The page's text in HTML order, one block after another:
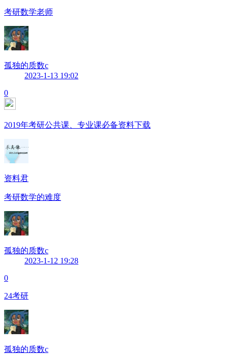
考研数学老师
孤独的质数c
2023-1-13 19:02
0
2019年考研公共课、专业课必备资料下载
资料君
考研数学的难度
孤独的质数c
2023-1-12 19:28
0
24考研
孤独的质数c